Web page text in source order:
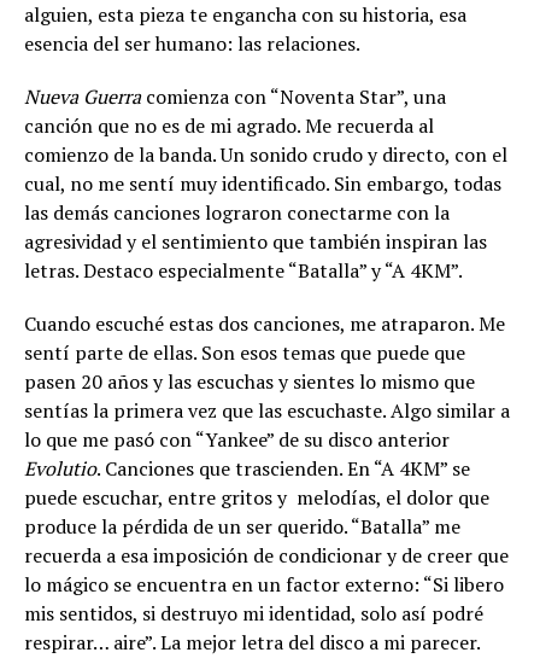
alguien, esta pieza te engancha con su historia, esa
esencia del ser humano: las relaciones.
Nueva Guerracomienza con “Noventa Star”, una
canción que no es de mi agrado. Me recuerda al
comienzo de la banda. Un sonido crudo y directo, con el
cual, no me sentí muy identificado. Sin embargo, todas
las demás canciones lograron conectarme con la
agresividad y el sentimiento que también inspiran las
letras. Destaco especialmente “Batalla” y “A 4KM”.
Cuando escuché estas dos canciones, me atraparon. Me
sentí parte de ellas. Son esos temas que puede que
pasen 20 años y las escuchas y sientes lo mismo que
sentías la primera vez que las escuchaste. Algo similar a
lo que me pasó con “Yankee” de su disco anterior
Evolutio. Canciones que trascienden. En “A 4KM” se
puede escuchar, entre gritos y melodías, el dolor que
produce la pérdida de un ser querido. “Batalla” me
recuerda a esa imposición de condicionar y de creer que
lo mágico se encuentra en un factor externo: “Si libero
mis sentidos, si destruyo mi identidad, solo así podré
respirar… aire”. La mejor letra del disco a mi parecer.